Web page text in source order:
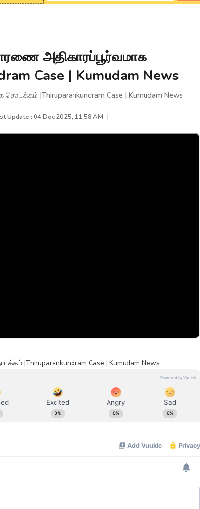
அதிகாரப்பூர்வமாக
Case | Kumudam News
தொடக்கம் |Thiruparankundram Case | Kumudam News
Update : 04 Dec 2025, 11:58 AM
|Thiruparankundram Case | Kumudam News